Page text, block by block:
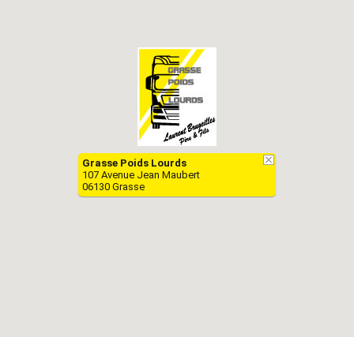
Grasse Poids Lourds
107 Avenue Jean Maubert
06130 Grasse